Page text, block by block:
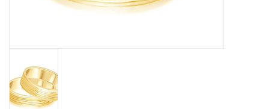
Lab diamanten